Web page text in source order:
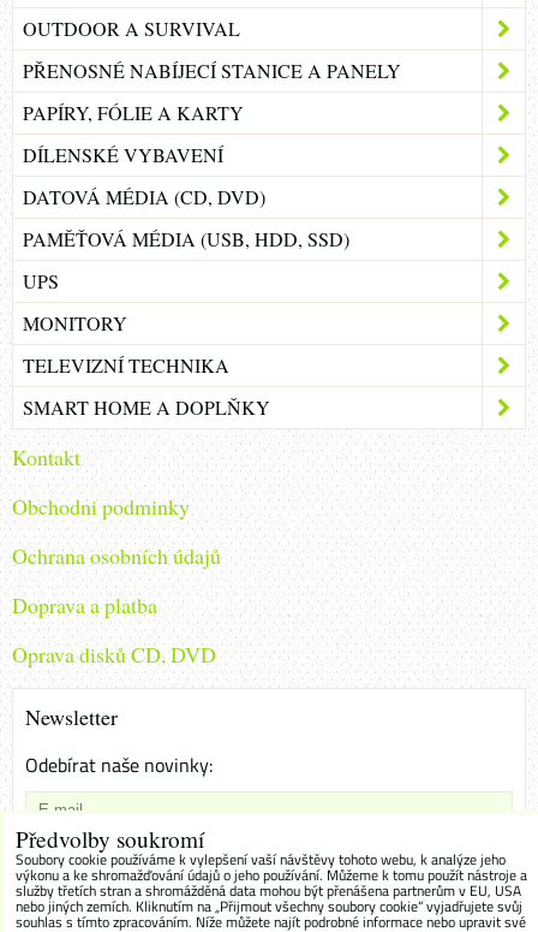
OUTDOOR A SURVIVAL
PŘENOSNÉ NABÍJECÍ STANICE A PANELY
PAPÍRY, FÓLIE A KARTY
DÍLENSKÉ VYBAVENÍ
DATOVÁ MÉDIA (CD, DVD)
PAMĚŤOVÁ MÉDIA (USB, HDD, SSD)
UPS
MONITORY
TELEVIZNÍ TECHNIKA
SMART HOME A DOPLŇKY
Kontakt
Obchodni podminky
Ochrana osobních údajů
Doprava a platba
Oprava disků CD, DVD
Newsletter
Odebírat naše novinky:
Chci se přihlásit k odběru novinek e-mailem
Odebírat
Předvolby soukromí
Soubory cookie používáme k vylepšení vaší návštěvy tohoto webu, k analýze jeho
výkonu a ke shromažďování údajů o jeho používání. Můžeme k tomu použít nástroje a
služby třetích stran a shromážděná data mohou být přenášena partnerům v EU, USA
nebo jiných zemích. Kliknutím na „Přijmout všechny soubory cookie“ vyjadřujete svůj
souhlas s tímto zpracováním. Níže můžete najít podrobné informace nebo upravit své